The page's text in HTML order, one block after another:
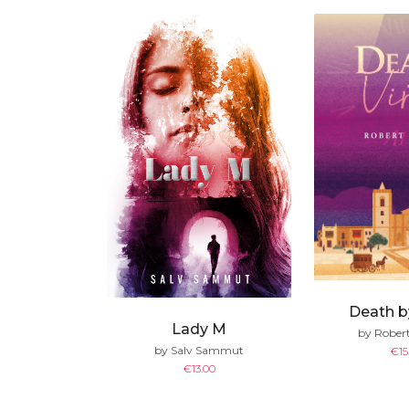
Lady M
by Salv Sammut
€13.00
Death
by
€